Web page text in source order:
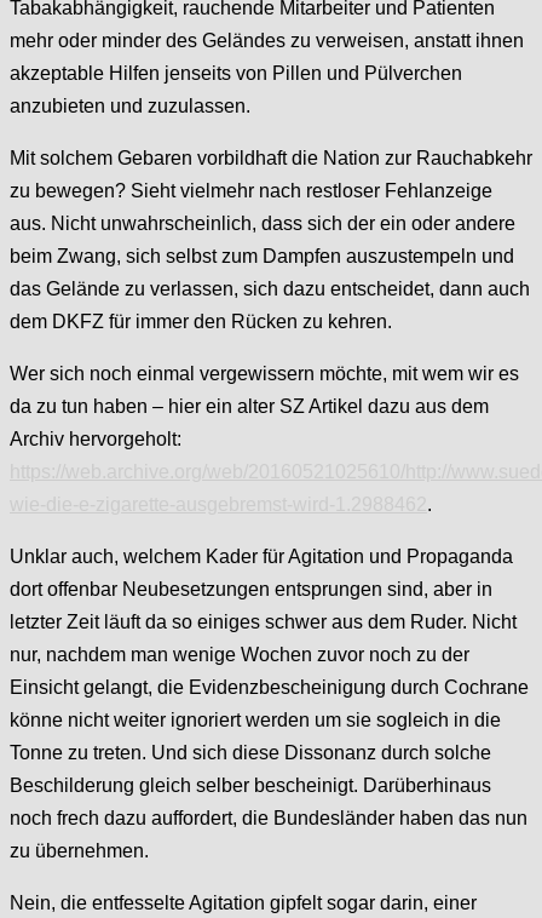
Tabakabhängigkeit, rauchende Mitarbeiter und Patienten
mehr oder minder des Geländes zu verweisen, anstatt ihnen
akzeptable Hilfen jenseits von Pillen und Pülverchen
anzubieten und zuzulassen.
Mit solchem Gebaren vorbildhaft die Nation zur Rauchabkehr
zu bewegen? Sieht vielmehr nach restloser Fehlanzeige
aus. Nicht unwahrscheinlich, dass sich der ein oder andere
beim Zwang, sich selbst zum Dampfen auszustempeln und
das Gelände zu verlassen, sich dazu entscheidet, dann auch
dem DKFZ für immer den Rücken zu kehren.
Wer sich noch einmal vergewissern möchte, mit wem wir es
da zu tun haben – hier ein alter SZ Artikel dazu aus dem
Archiv hervorgeholt:
.
Unklar auch, welchem Kader für Agitation und Propaganda
dort offenbar Neubesetzungen entsprungen sind, aber in
letzter Zeit läuft da so einiges schwer aus dem Ruder. Nicht
nur, nachdem man wenige Wochen zuvor noch zu der
Einsicht gelangt, die Evidenzbescheinigung durch Cochrane
könne nicht weiter ignoriert werden um sie sogleich in die
Tonne zu treten. Und sich diese Dissonanz durch solche
Beschilderung gleich selber bescheinigt. Darüberhinaus
noch frech dazu auffordert, die Bundesländer haben das nun
zu übernehmen.
Nein, die entfesselte Agitation gipfelt sogar darin, einer